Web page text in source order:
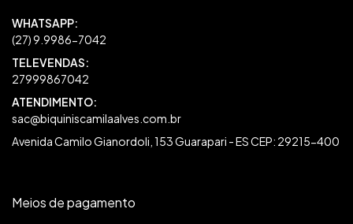
27999867042
sac@biquiniscamilaalves.com.br
Avenida Camilo Gianordoli, 153 Guarapari - ES CEP: 29215-400
Meios de pagamento